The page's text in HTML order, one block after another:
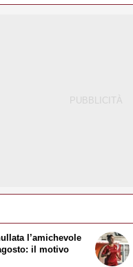
l’amichevole
il motivo